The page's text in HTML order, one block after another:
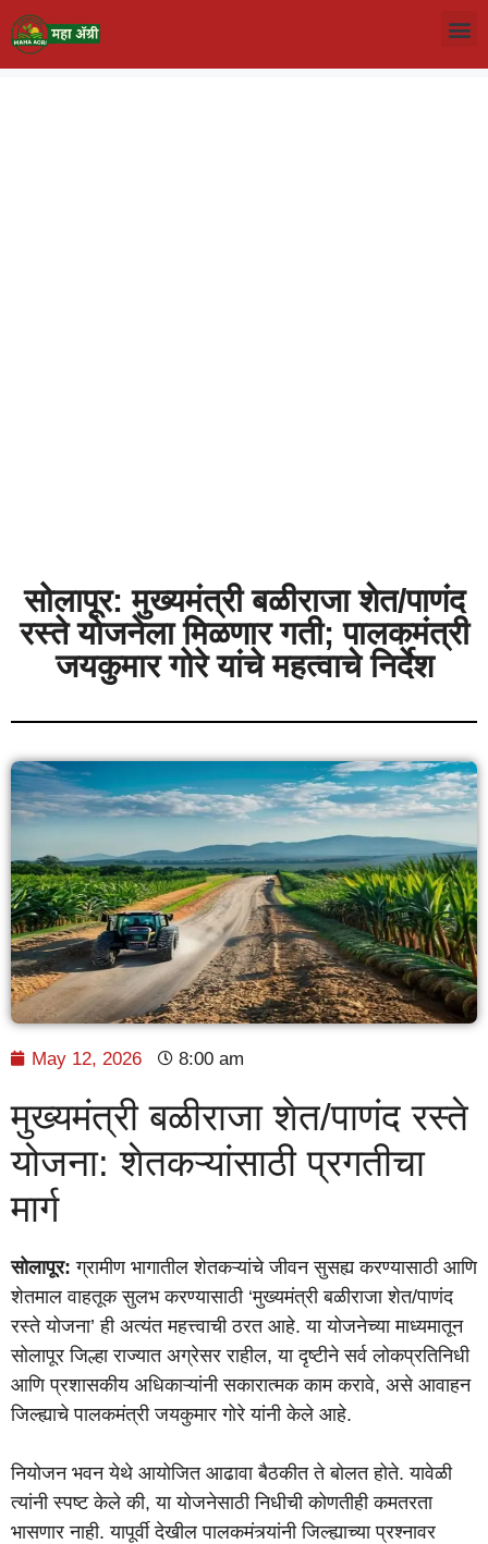
सोलापूर: मुख्यमंत्री बळीराजा शेत/पाणंद
रस्ते योजनेला मिळणार गती; पालकमंत्री
जयकुमार गोरे यांचे महत्वाचे निर्देश
May 12, 2026 8:00 am
मुख्यमंत्री बळीराजा शेत/पाणंद रस्ते
योजना: शेतकऱ्यांसाठी प्रगतीचा
मार्ग
सोलापूर: ग्रामीण भागातील शेतकऱ्यांचे जीवन सुसह्य करण्यासाठी आणि
शेतमाल वाहतूक सुलभ करण्यासाठी ‘मुख्यमंत्री बळीराजा शेत/पाणंद
रस्ते योजना’ ही अत्यंत महत्त्वाची ठरत आहे. या योजनेच्या माध्यमातून
सोलापूर जिल्हा राज्यात अग्रेसर राहील, या दृष्टीने सर्व लोकप्रतिनिधी
आणि प्रशासकीय अधिकाऱ्यांनी सकारात्मक काम करावे, असे आवाहन
जिल्ह्याचे पालकमंत्री जयकुमार गोरे यांनी केले आहे.
नियोजन भवन येथे आयोजित आढावा बैठकीत ते बोलत होते. यावेळी
त्यांनी स्पष्ट केले की, या योजनेसाठी निधीची कोणतीही कमतरता
भासणार नाही. यापूर्वी देखील पालकमंत्र्यांनी जिल्ह्याच्या प्रश्नावर